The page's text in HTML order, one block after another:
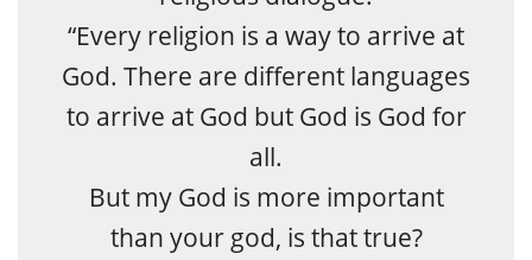
“Every religion is a way to arrive at
God. There are different languages
to arrive at God but God is God for
all.
But my God is more important
than your god, is that true?